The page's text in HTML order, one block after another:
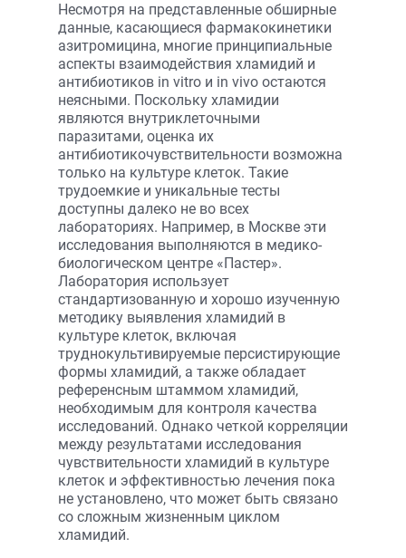
Несмотря на представленные обширные
данные, касающиеся фармакокинетики
азитромицина, многие принципиальные
аспекты взаимодействия хламидий и
антибиотиков in vitro и in vivo остаются
неясными. Поскольку хламидии
являются внутриклеточными
паразитами, оценка их
антибиотикочувствительности возможна
только на культуре клеток. Такие
трудоемкие и уникальные тесты
доступны далеко не во всех
лабораториях. Например, в Москве эти
исследования выполняются в медико-
биологическом центре «Пастер».
Лаборатория использует
стандартизованную и хорошо изученную
методику выявления хламидий в
культуре клеток, включая
труднокультивируемые персистирующие
формы хламидий, а также обладает
референсным штаммом хламидий,
необходимым для контроля качества
исследований. Однако четкой корреляции
между результатами исследования
чувствительности хламидий в культуре
клеток и эффективностью лечения пока
не установлено, что может быть связано
со сложным жизненным циклом
хламидий.